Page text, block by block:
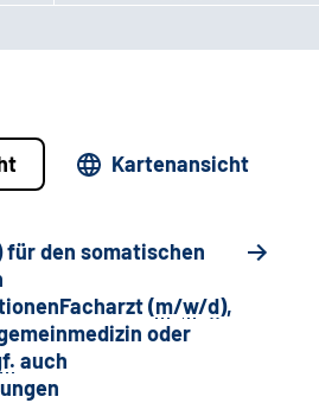
Kartenansicht
für den somatischen
(m/w/d),
oder
auch